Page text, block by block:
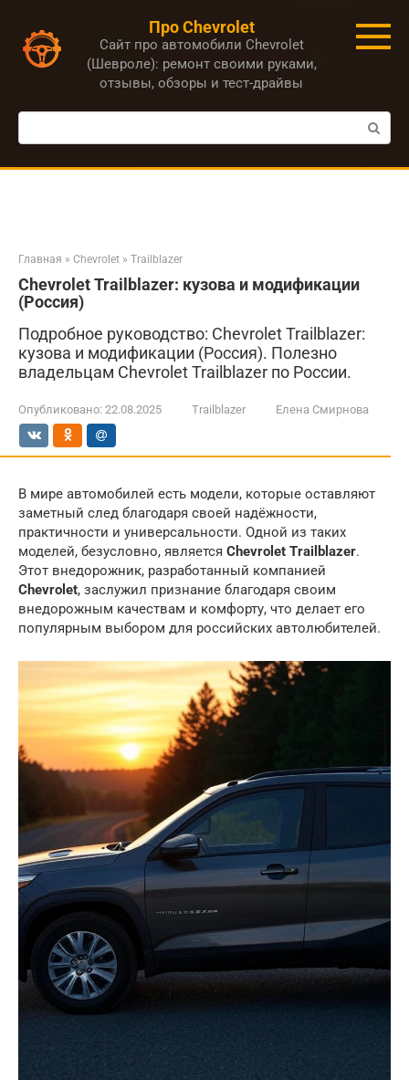
контенту
Про Chevrolet
Сайт про автомобили Chevrolet
(Шевроле): ремонт своими руками,
отзывы, обзоры и тест-драйвы
Поиск:
Главная » Chevrolet » Trailblazer
Chevrolet Trailblazer: кузова и модификации
(Россия)
Подробное руководство: Chevrolet Trailblazer:
кузова и модификации (Россия). Полезно
владельцам Chevrolet Trailblazer по России.
Опубликовано: 22.08.2025 Trailblazer Елена Смирнова
В мире автомобилей есть модели, которые оставляют
заметный след благодаря своей надёжности,
практичности и универсальности. Одной из таких
моделей, безусловно, является Chevrolet Trailblazer.
Этот внедорожник, разработанный компанией
Chevrolet, заслужил признание благодаря своим
внедорожным качествам и комфорту, что делает его
популярным выбором для российских автолюбителей.